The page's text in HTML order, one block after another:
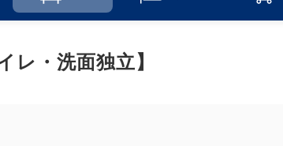
レ・洗面独立】